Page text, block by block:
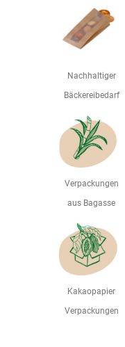
Nachhaltiger
Bäckereibedarf
Verpackungen
aus Bagasse
Kakaopapier
Verpackungen